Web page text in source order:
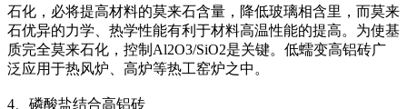
石化，必将提高材料的莫来石含量，降低玻璃相含里，而莫来
石优异的力学、热学性能有利于材料高温性能的提高。为使基
质完全莫来石化，控制Al2O3/SiO2是关键。低蠕变高铝砖广
泛应用于热风炉、高炉等热工窑炉之中。
4、磷酸盐结合高铝砖